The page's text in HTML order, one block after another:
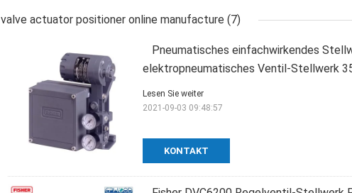
valve actuator positioner online manufacture (7)
Pneumatisches einfachwirkendes
elektropneumatisches Ventil-Stellwerk
KONTAKT
Lesen Sie weiter
2021-09-03 09:48:57